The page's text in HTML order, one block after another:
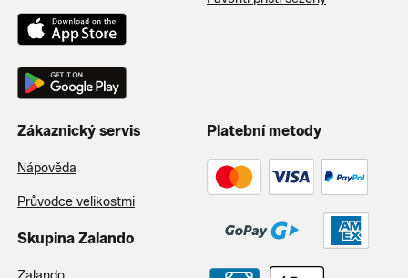
Zákaznický servis
Nápověda
Průvodce velikostmi
Skupina Zalando
Platební metody